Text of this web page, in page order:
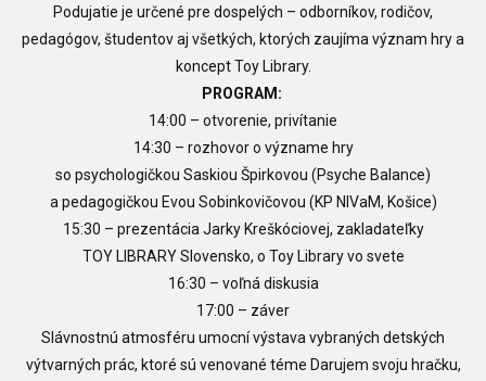
Podujatie je určené pre dospelých – odborníkov, rodičov,
pedagógov, študentov aj všetkých, ktorých zaujíma význam hry a
koncept Toy Library.
PROGRAM:
14:00 – otvorenie, privítanie
14:30 – rozhovor o význame hry
so psychologičkou Saskiou Špirkovou (Psyche Balance)
a pedagogičkou Evou Sobinkovičovou (KP NIVaM, Košice)
15:30 – prezentácia Jarky Kreškóciovej, zakladateľky
TOY LIBRARY Slovensko, o Toy Library vo svete
16:30 – voľná diskusia
17:00 – záver
Slávnostnú atmosféru umocní výstava vybraných detských
výtvarných prác, ktoré sú venované téme Darujem svoju hračku,